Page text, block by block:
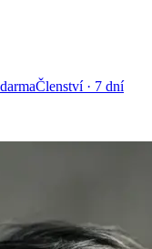
Členství · 7 dní